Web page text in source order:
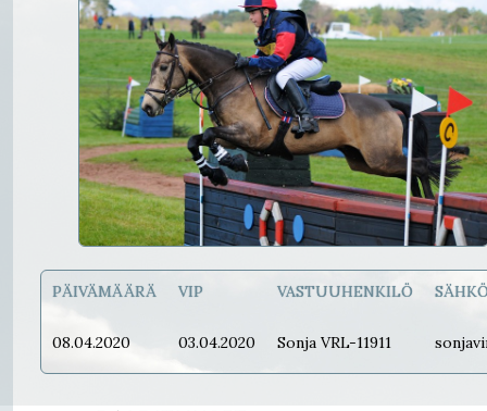
PÄIVÄMÄÄRÄ VIP VASTUUHENKILÖ
08.04.2020 03.04.2020 Sonja VRL-11911